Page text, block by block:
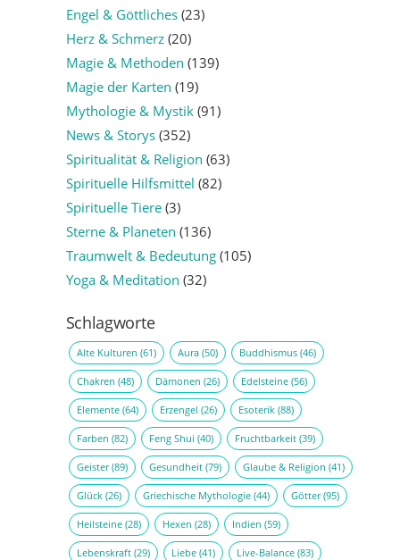
Engel & Göttliches(23)
Herz & Schmerz(20)
Magie & Methoden (139)
Magie der Karten (19)
Mythologie & Mystik(91)
News & Storys(352)
Spiritualität & Religion (63)
Spirituelle Hilfsmittel (82)
Spirituelle Tiere(3)
Sterne & Planeten (136)
Traumwelt & Bedeutung(105)
Yoga & Meditation (32)
Schlagworte
Alte Kulturen (61) Aura(50) Buddhismus(46)
Chakren (48) Dämonen (26) Edelsteine(56)
Elemente(64) Erzengel (26) Esoterik(88)
Farben (82) Feng Shui (40) Fruchtbarkeit(39)
Geister(89) Gesundheit(79) Glaube & Religion (41)
Glück(26) Griechische Mythologie(44) Götter(95)
Heilsteine(28) Hexen (28) Indien (59)
Lebenskraft(29) Liebe(41) Live-Balance(83)